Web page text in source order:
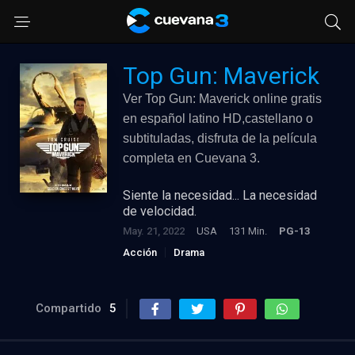
Top Gun: Maverick
Ver Top Gun: Maverick online gratis
en español latino HD,castellano o
subtituladas, disfruta de la película
completa en Cuevana 3.
Siente la necesidad... La necesidad
de velocidad.
May. 21, 2022 USA 131 Min.
PG-13
Acción
Drama
Compartido 5